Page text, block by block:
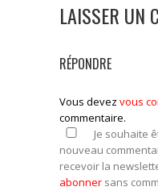
LAISSER UN
RÉPONDRE
Vous devez vous
commentaire.
Je souhaite
nouveau
recevoir la
abonner sans